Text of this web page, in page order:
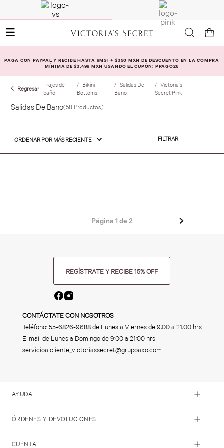
PAGA CON PAYPAL Y RECIBE HASTA 9MSI + $350 MXN DE DESCUENTO EN LA COMPRA
MÍNIMA DE $3,499 MXN USANDO EL CUPÓN: PPAGO26
Trajes de
baño
Bikini
Bottoms
Salidas De
Bano
Victoria's
Secret Pink
Salidas De Bano 58 Productos
ORDENAR POR MÁS RECIENTE FILTRAR
Página 1 de 2
REGÍSTRATE Y RECIBE 15% OFF
CONTÁCTATE CON NOSOTROS
Teléfono:55-6826-9688de Lunes a Viernes de 9:00 a 21:00 hrs
E-mail de Lunes a Domingo de 9:00 a 21:00 hrs
servicioalcliente_victoriassecret@grupoaxo.com
AYUDA
ÓRDENES Y DEVOLUCIONES
CUENTA